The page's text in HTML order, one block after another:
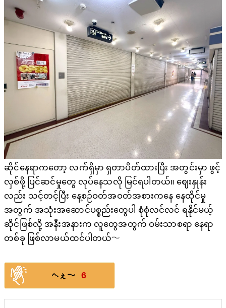
ဆိုင်နေရာကတော့ လက်ရှိမှာ ရှတာပိတ်ထားပြီး အတွင်းမှာ ဖွင့်
လှစ်ဖို့ ပြင်ဆင်မှုတွေ လုပ်နေသလို မြင်ရပါတယ်။ ဈေးနှုန်း
လည်း သင့်တင့်ပြီး နေ့စဉ်ဝတ်အဝတ်အစားကနေ နေထိုင်မှု
အတွက် အသုံးအဆောင်ပစ္စည်းတွေပါ စုံစုံလင်လင် ရနိုင်မယ့်
ဆိုင်ဖြစ်လို့ အနီးအနားက လူတွေအတွက် ဝမ်းသာစရာ နေရာ
တစ်ခု ဖြစ်လာမယ်ထင်ပါတယ်〜
へぇ〜 6